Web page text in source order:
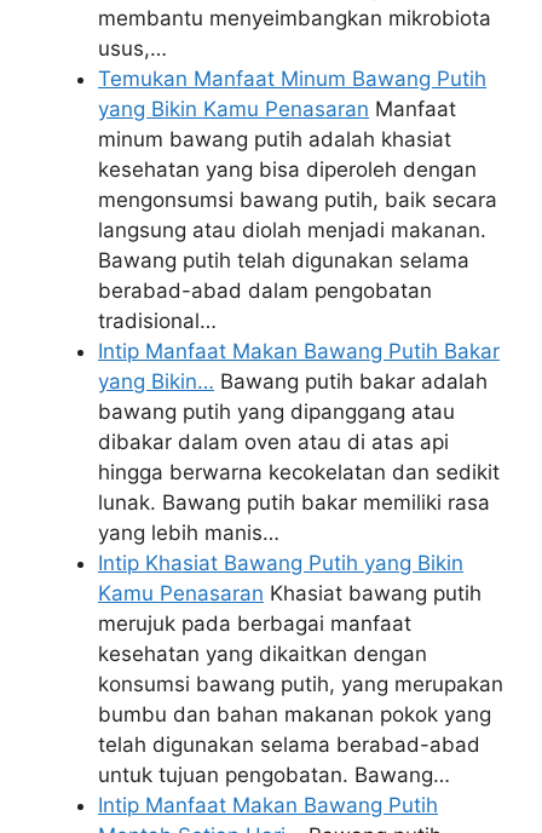
membantu menyeimbangkan mikrobiota
usus,…
Temukan Manfaat Minum Bawang Putih
yang Bikin Kamu Penasaran Manfaat
minum bawang putih adalah khasiat
kesehatan yang bisa diperoleh dengan
mengonsumsi bawang putih, baik secara
langsung atau diolah menjadi makanan.
Bawang putih telah digunakan selama
berabad-abad dalam pengobatan
tradisional…
Intip Manfaat Makan Bawang Putih Bakar
yang Bikin… Bawang putih bakar adalah
bawang putih yang dipanggang atau
dibakar dalam oven atau di atas api
hingga berwarna kecokelatan dan sedikit
lunak. Bawang putih bakar memiliki rasa
yang lebih manis…
Intip Khasiat Bawang Putih yang Bikin
Kamu Penasaran Khasiat bawang putih
merujuk pada berbagai manfaat
kesehatan yang dikaitkan dengan
konsumsi bawang putih, yang merupakan
bumbu dan bahan makanan pokok yang
telah digunakan selama berabad-abad
untuk tujuan pengobatan. Bawang…
Intip Manfaat Makan Bawang Putih